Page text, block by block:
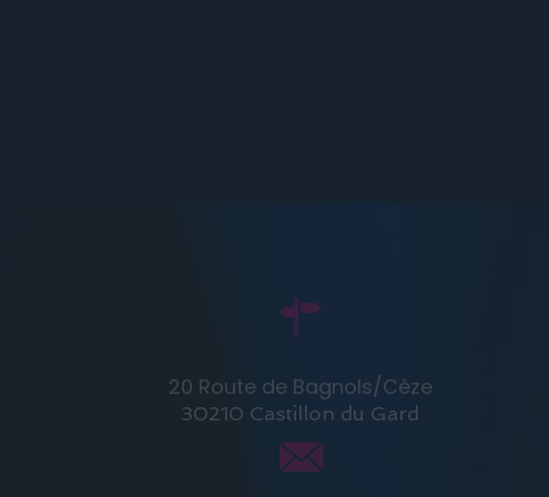
20 Route de Bagnols/Cèze
30210 Castillon du Gard